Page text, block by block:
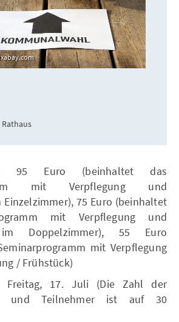
Rathaus
95 Euro (beinhaltet das
mit Verpflegung und
75 Euro (beinhaltet
mit Verpflegung und
im Doppelzimmer), 55 Euro
mit Verpflegung
/ Frühstück)
Freitag, 17. Juli (Die Zahl der
und Teilnehmer ist auf 30